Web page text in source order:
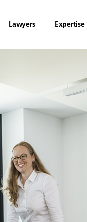
Lawyers Expertise